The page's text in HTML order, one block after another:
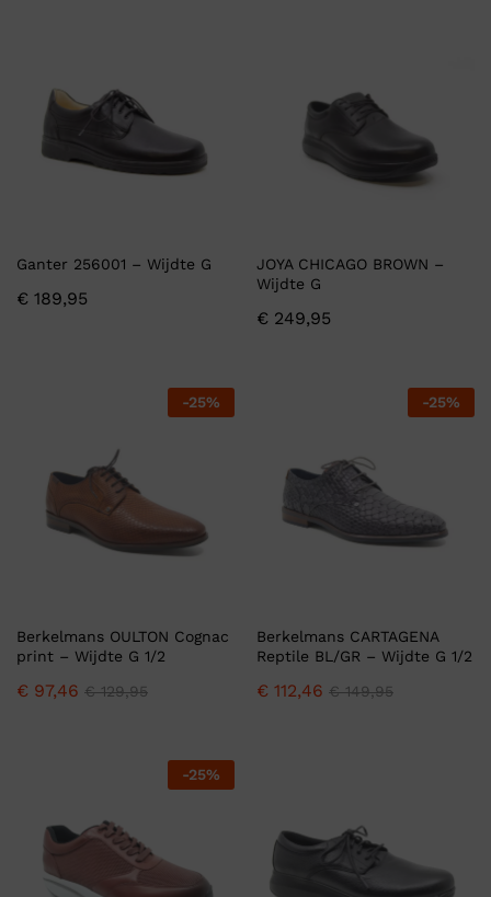
Ganter 256001 – Wijdte G
€ 189,95
JOYA CHICAGO BROWN –
Wijdte G
€ 249,95
-25%
Berkelmans OULTON Cognac
print – Wijdte G 1/2
€ 97,46 €129,95
-25%
Berkelmans CARTAGENA
Reptile BL/GR – Wijdte G 1/2
€ 112,46 €149,95
-25%